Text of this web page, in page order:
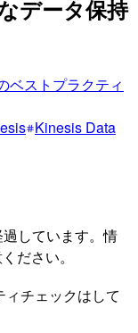
データ保持
ベストプラクティ
Kinesis Data
しています。情
ださい。
チェックはして